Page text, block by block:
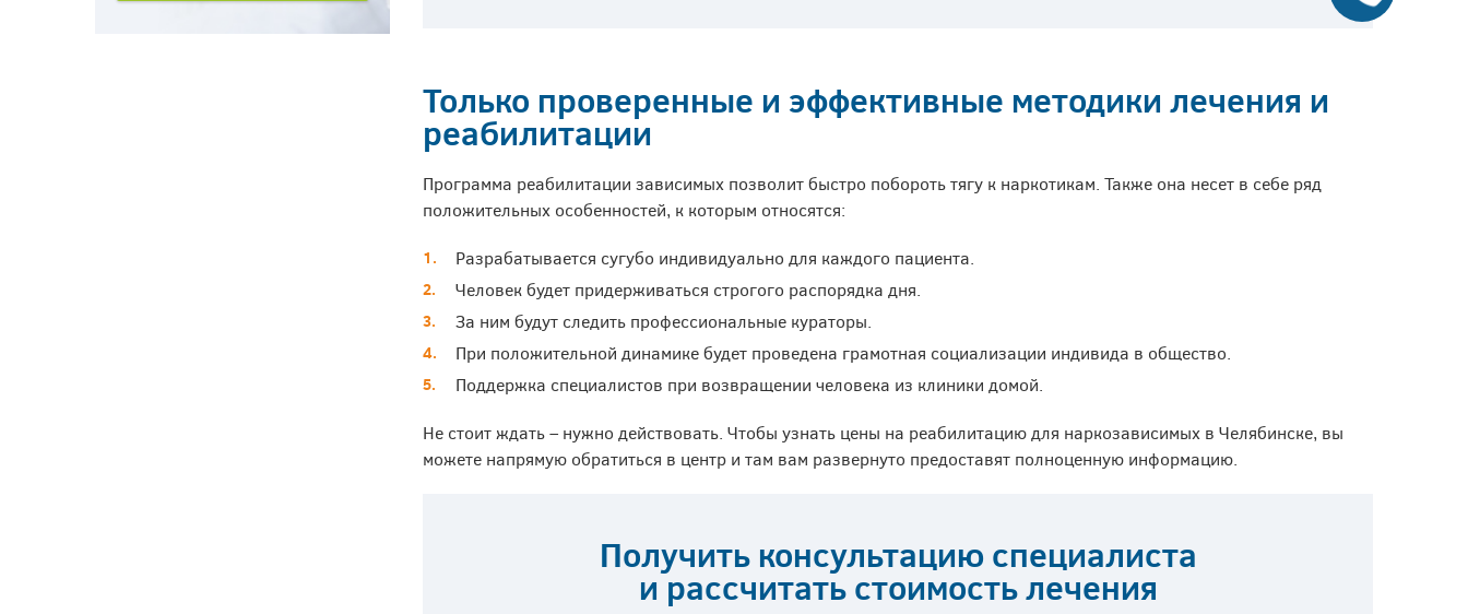
Только проверенные и эффективные методики лечения и
реабилитации
Программа реабилитации зависимых позволит быстро побороть тягу к наркотикам. Также она несет в себе ряд
положительных особенностей, к которым относятся:
Разрабатывается сугубо индивидуально для каждого пациента.
Человек будет придерживаться строгого распорядка дня.
За ним будут следить профессиональные кураторы.
При положительной динамике будет проведена грамотная социализации индивида в общество.
Поддержка специалистов при возвращении человека из клиники домой.
Не стоит ждать – нужно действовать. Чтобы узнать цены на реабилитацию для наркозависимых в Челябинске, вы
можете напрямую обратиться в центр и там вам развернуто предоставят полноценную информацию.
Получить консультацию специалиста
и рассчитать стоимость лечения